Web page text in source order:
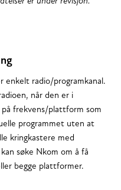
enkelt radio/programkanal.
når den er i
på frekvens/plattform som
programmet uten at
kringkastere med
søke Nkom om å få
begge plattformer.